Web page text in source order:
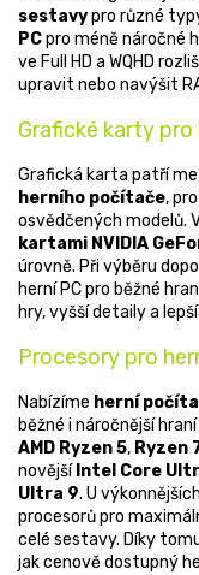
sestavypro různé
PCpro méně náročné
ve Full HD a WQHD
upravit nebo navýšit
Grafické karty pro
Grafická karta patří
herního počítače,
osvědčených modelů.
kartami NVIDIA
úrovně. Při výběru
herní PC pro běžné
hry, vyšší detaily a
Procesory pro
Nabízíme herní
běžné i náročnější
AMD Ryzen 5, Ryzen
novější Intel Core
Ultra 9. U
procesorů pro
celé sestavy. Díky
jak cenově dostupný